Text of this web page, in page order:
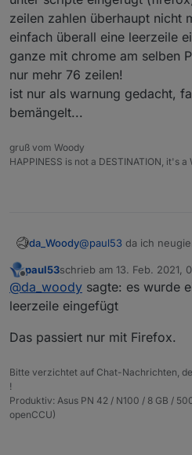
rückgängig zu machen!
zeilen zahlen überhaupt nicht
einfach überall eine leerzeile
ganze mit chrome am selben
nur mehr 76 zeilen!
ist nur als warnung gedacht,
bemängelt...
gruß vom Woody
HAPPINESS is not a DESTINATION, it's a
da_Woody@paul53 da ich
und neu unter scripte
haben die zeilen
gestimmt. es wurde
eingefügt (153 zeilen).
selben PC (Win10)
bemängelt...
Offline
paul53schrieb am 13. Feb. 2021,
zuletzt editiert von
@da_woody sagte: es wurde
leerzeile eingefügt
Das passiert nur mit Firefox.
Bitte verzichtet auf Chat-Nachrichten,
!
Produktiv: Asus PN 42 / N100 / 8 GB /
openCCU)